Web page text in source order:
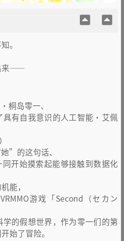
。
来——
桐岛零一、
有自我意识的人工智能・艾佩
”的这句话、
开始摸索起能够接触到数据化
能，
游戏「Second（セカン
的假想世界，作为零一们的第
始了冒险。